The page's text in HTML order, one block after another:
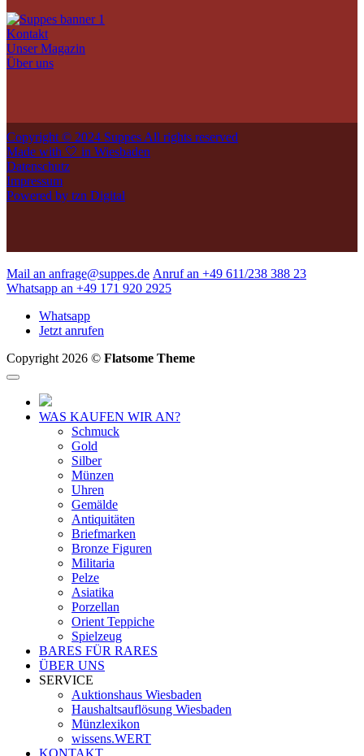
Kontakt
Unser Magazin
Über uns
Copyright © 2024 Suppes All rights reserved
Made with 🤍 in Wiesbaden
Datenschutz
Impressum
Powered by tzn Digital
Mail an anfrage@suppes.de Anruf an +49 611/238 388 23
Whatsapp an +49 171 920 2925
Whatsapp
Jetzt anrufen
Copyright 2026 © Flatsome Theme
WAS KAUFEN WIR AN?
Schmuck
Gold
Silber
Münzen
Uhren
Gemälde
Antiquitäten
Briefmarken
Bronze Figuren
Militaria
Pelze
Asiatika
Porzellan
Orient Teppiche
Spielzeug
BARES FÜR RARES
ÜBER UNS
SERVICE
Auktionshaus Wiesbaden
Haushaltsauflösung Wiesbaden
Münzlexikon
wissens.WERT